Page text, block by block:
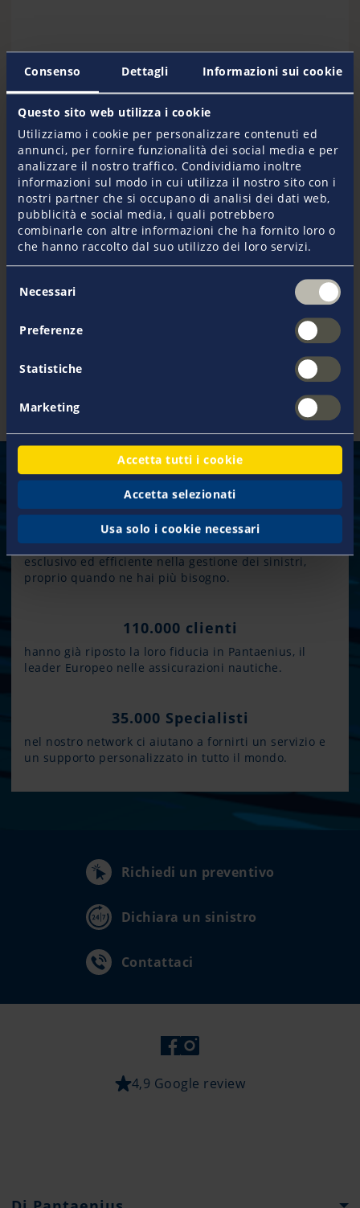
Consenso Dettagli Informazioni sui cookie
Questo sito web utilizza i cookie
Utilizziamo i cookie per personalizzare contenuti ed
annunci, per fornire funzionalità dei social media e per
analizzare il nostro traffico. Condividiamo inoltre
informazioni sul modo in cui utilizza il nostro sito con i
nostri partner che si occupano di analisi dei dati web,
pubblicità e social media, i quali potrebbero
combinarle con altre informazioni che ha fornito loro o
che hanno raccolto dal suo utilizzo dei loro servizi.
delNecessari
Preferenze
Statistiche
Marketing
Accetta tutti i cookie
Accetta selezionati
Usa solo i cookie necessari
50 anni
La nostra esperienza ti grantisce un servizio
esclusivo ed efficiente nella gestione dei sinistri,
proprio quando ne hai più bisogno.
110.000 clienti
hanno già riposto la loro fiducia in Pantaenius, il
leader Europeo nelle assicurazioni nautiche.
35.000 Specialisti
nel nostro network ci aiutano a fornirti un servizio e
un supporto personalizzato in tutto il mondo.
Richiedi un preventivo
Dichiara un sinistro
Contattaci
4,9 Google review